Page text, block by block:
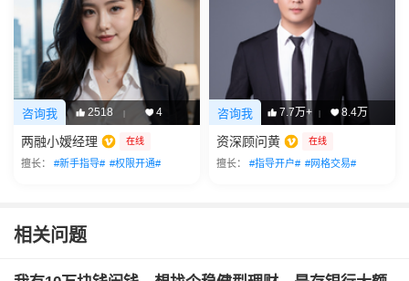
咨询我 2518 | 4
两融小嫒经理 在线
擅长： #新手指导# #权限开通#
咨询我 7.7万+ | 8.4万
资深顾问黄 在线
擅长： #指导开户# #网格交易#
相关问题